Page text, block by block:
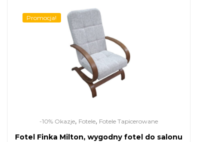
Promocja!
-10% Okazje, Fotele, Fotele Tapicerowane
Fotel Finka Milton, wygodny fotel do salonu